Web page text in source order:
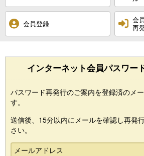
会員登録
会
再
インターネット会員パスワー
パスワード再発行のご案内を登録済のメ
す。
送信後、15分以内にメールを確認し再発
さい。
メールアドレス